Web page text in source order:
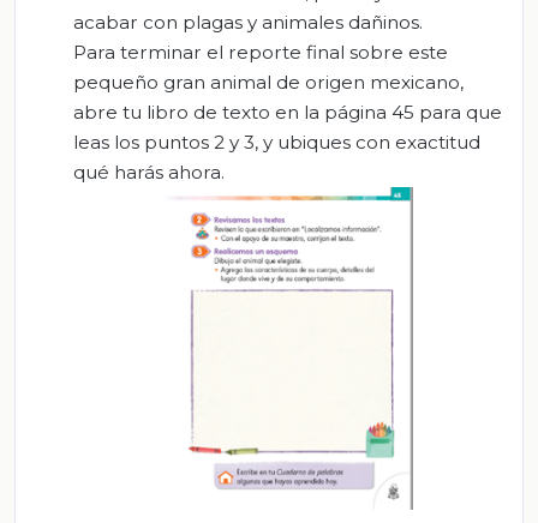
acabar con plagas y animales dañinos.
Para terminar el reporte final sobre este
pequeño gran animal de origen mexicano,
abre tu libro de texto en la página 45 para que
leas los puntos 2 y 3, y ubiques con exactitud
qué harás ahora.